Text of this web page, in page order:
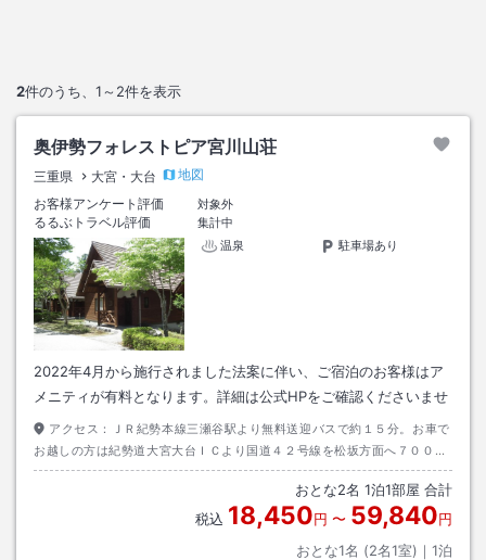
2件のうち、 1～2件を表示
奥伊勢フォレストピア宮川山荘
三重県 大宮・大台
地図
お客様アンケート評価
対象外
るるぶトラベル評価
集計中
温泉
駐車場あり
2022年4月から施行されました法案に伴い、ご宿泊のお客様はア
メニティが有料となります。詳細は公式HPをご確認くださいませ
アクセス：
ＪＲ紀勢本線三瀬谷駅より無料送迎バスで約１５分。お車で
お越しの方は紀勢道大宮大台ＩＣより国道４２号線を松坂方面へ７００ｍ
の大台警察署前信号を県道３１号線に入り１０ｋｍ約１５分で奥伊勢フォ
おとな2名 1泊1部屋 合計
税込 18,450円 〜 59,840円
おとな1名 (2名1室)｜ 1泊